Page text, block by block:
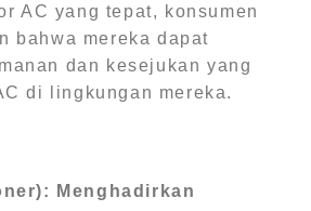
AC yang tepat, konsumen
bahwa mereka dapat
dan kesejukan yang
di lingkungan mereka.
Menghadirkan